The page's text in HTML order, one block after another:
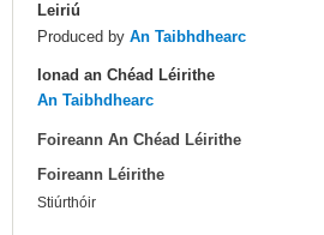
Leiriú
Produced by An Taibhdhearc
Ionad an Chéad Léirithe
An Taibhdhearc
Foireann An Chéad Léirithe
Foireann Léirithe
Stiúrthóir